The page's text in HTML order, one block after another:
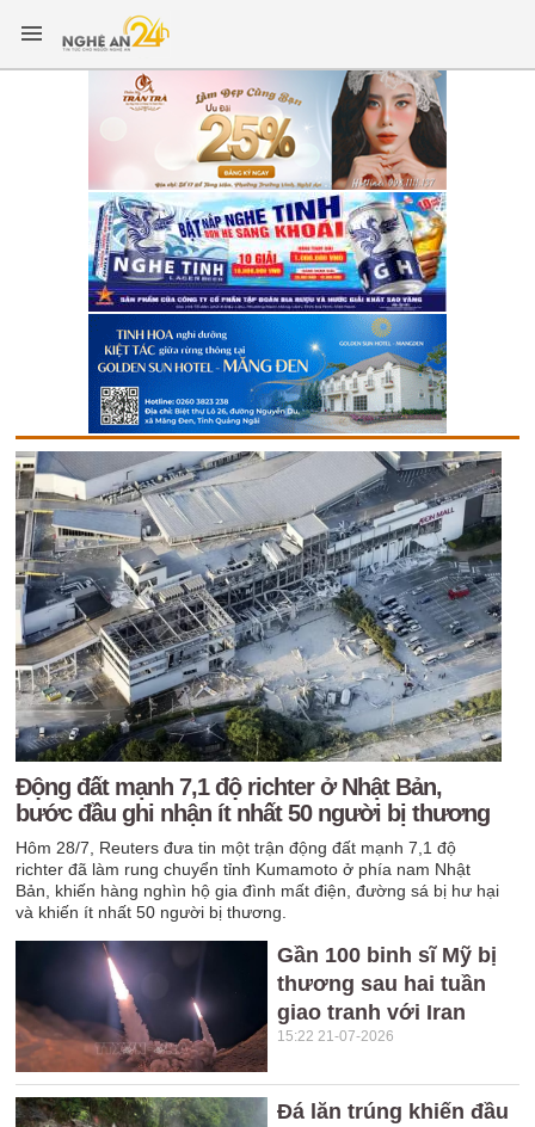
Động đất mạnh 7,1 độ richter ở Nhật Bản,
bước đầu ghi nhận ít nhất 50 người bị thương
Hôm 28/7, Reuters đưa tin một trận động đất mạnh 7,1 độ
richter đã làm rung chuyển tỉnh Kumamoto ở phía nam Nhật
Bản, khiến hàng nghìn hộ gia đình mất điện, đường sá bị hư hại
và khiến ít nhất 50 người bị thương.
Gần 100 binh sĩ Mỹ bị
thương sau hai tuần
giao tranh với Iran
15:22 21-07-2026
Đá lăn trúng khiến đầu